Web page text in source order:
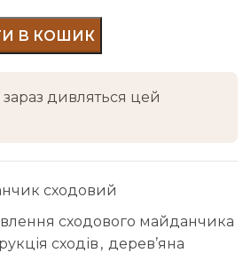
В КОШИК
дивляться цей
сходовий
сходового майданчика
сходів , дерев’яна